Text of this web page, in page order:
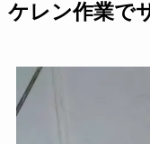
ケレン作業で